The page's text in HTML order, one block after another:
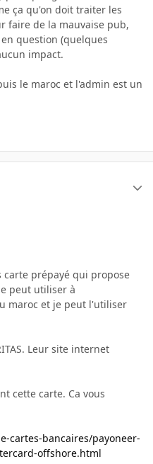
ça qu'on doit traiter les
faire de la mauvaise pub,
question (quelques
impact.
le maroc et l'admin est un
carte prépayé qui propose
peut utiliser à
maroc et je peut l'utiliser
Leur site internet
cette carte. Ca vous
cartes-bancaires/payoneer-
offshore.html